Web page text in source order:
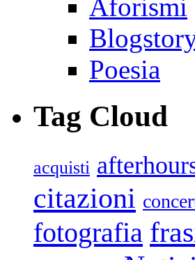
Aforismi
Poesia
Tag Cloud
acquisti
citazioni
fotografia